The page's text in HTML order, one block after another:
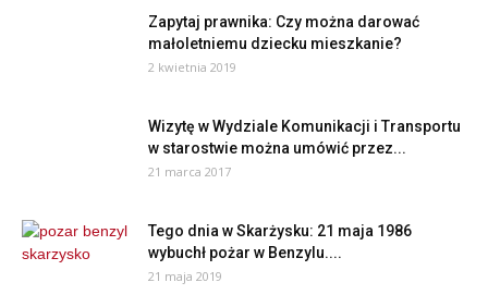
Zapytaj prawnika: Czy można darować
małoletniemu dziecku mieszkanie?
2 kwietnia 2019
Wizytę w Wydziale Komunikacji i Transportu
w starostwie można umówić przez...
21 marca 2017
Tego dnia w Skarżysku: 21 maja 1986
wybuchł pożar w Benzylu....
21 maja 2019